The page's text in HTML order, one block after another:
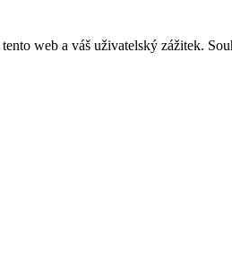
web a váš uživatelský zážitek.